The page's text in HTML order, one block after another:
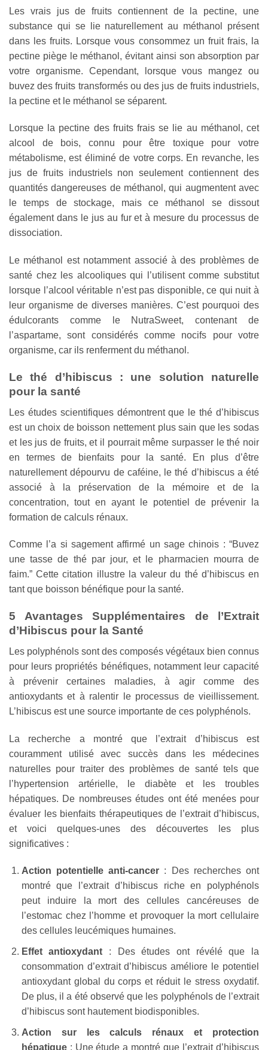
Les vrais jus de fruits contiennent de la pectine, une
substance qui se lie naturellement au méthanol présent
dans les fruits. Lorsque vous consommez un fruit frais, la
pectine piège le méthanol, évitant ainsi son absorption par
votre organisme. Cependant, lorsque vous mangez ou
buvez des fruits transformés ou des jus de fruits industriels,
la pectine et le méthanol se séparent.
Lorsque la pectine des fruits frais se lie au méthanol, cet
alcool de bois, connu pour être toxique pour votre
métabolisme, est éliminé de votre corps. En revanche, les
jus de fruits industriels non seulement contiennent des
quantités dangereuses de méthanol, qui augmentent avec
le temps de stockage, mais ce méthanol se dissout
également dans le jus au fur et à mesure du processus de
dissociation.
Le méthanol est notamment associé à des problèmes de
santé chez les alcooliques qui l’utilisent comme substitut
lorsque l’alcool véritable n’est pas disponible, ce qui nuit à
leur organisme de diverses manières. C’est pourquoi des
édulcorants comme le NutraSweet, contenant de
l’aspartame, sont considérés comme nocifs pour votre
organisme, car ils renferment du méthanol.
Le thé d’hibiscus : une solution naturelle
pour la santé
Les études scientifiques démontrent que le thé d’hibiscus
est un choix de boisson nettement plus sain que les sodas
et les jus de fruits, et il pourrait même surpasser le thé noir
en termes de bienfaits pour la santé. En plus d’être
naturellement dépourvu de caféine, le thé d’hibiscus a été
associé à la préservation de la mémoire et de la
concentration, tout en ayant le potentiel de prévenir la
formation de calculs rénaux.
Comme l’a si sagement affirmé un sage chinois : “Buvez
une tasse de thé par jour, et le pharmacien mourra de
faim.” Cette citation illustre la valeur du thé d’hibiscus en
tant que boisson bénéfique pour la santé.
5 Avantages Supplémentaires de l’Extrait
d’Hibiscus pour la Santé
Les polyphénols sont des composés végétaux bien connus
pour leurs propriétés bénéfiques, notamment leur capacité
à prévenir certaines maladies, à agir comme des
antioxydants et à ralentir le processus de vieillissement.
L’hibiscus est une source importante de ces polyphénols.
La recherche a montré que l’extrait d’hibiscus est
couramment utilisé avec succès dans les médecines
naturelles pour traiter des problèmes de santé tels que
l’hypertension artérielle, le diabète et les troubles
hépatiques. De nombreuses études ont été menées pour
évaluer les bienfaits thérapeutiques de l’extrait d’hibiscus,
et voici quelques-unes des découvertes les plus
significatives :
Action potentielle anti-cancer : Des recherches ont
montré que l’extrait d’hibiscus riche en polyphénols
peut induire la mort des cellules cancéreuses de
l’estomac chez l’homme et provoquer la mort cellulaire
des cellules leucémiques humaines.
Effet antioxydant : Des études ont révélé que la
consommation d’extrait d’hibiscus améliore le potentiel
antioxydant global du corps et réduit le stress oxydatif.
De plus, il a été observé que les polyphénols de l’extrait
d’hibiscus sont hautement biodisponibles.
Action sur les calculs rénaux et protection
hépatique: Une étude a montré que l’extrait d’hibiscus